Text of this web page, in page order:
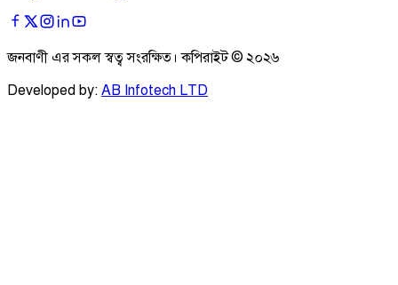
জনবাণী এর সকল স্বত্ব সংরক্ষিত। কপিরাইট © ২০২৬
Developed by: AB Infotech LTD